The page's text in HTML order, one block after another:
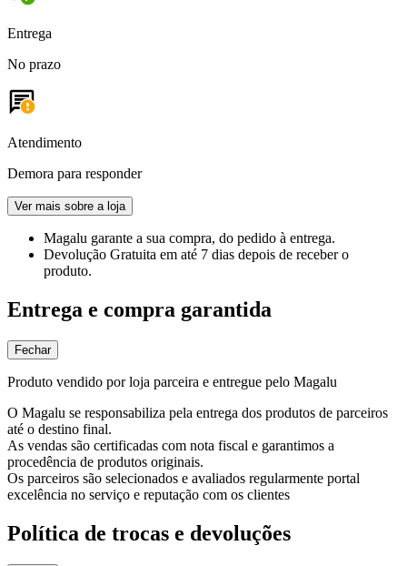
Entrega
No prazo
Atendimento
Demora para responder
Ver mais sobre a loja
Magalu garante a sua compra, do pedido à entrega.
Devolução Gratuita em até 7 dias depois de receber o
produto.
Entrega e compra garantida
Fechar
Produto vendido por loja parceira e entregue pelo Magalu
O Magalu se responsabiliza pela entrega dos produtos de parceiros
até o destino final.
As vendas são certificadas com nota fiscal e garantimos a
procedência de produtos originais.
Os parceiros são selecionados e avaliados regularmente portal
excelência no serviço e reputação com os clientes
Política de trocas e devoluções